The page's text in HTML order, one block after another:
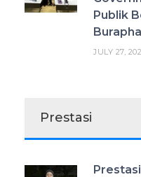
Publik
JULY 27,
Prestasi